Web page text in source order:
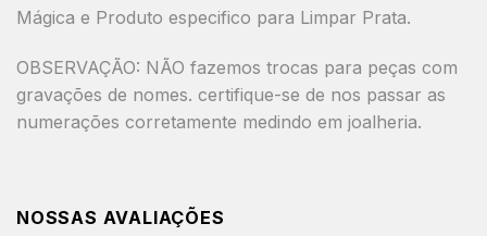
Mágica e Produto especifico para Limpar Prata.
OBSERVAÇÃO: NÃO fazemos trocas para peças com
gravações de nomes. certifique-se de nos passar as
numerações corretamente medindo em joalheria.
NOSSAS AVALIAÇÕES